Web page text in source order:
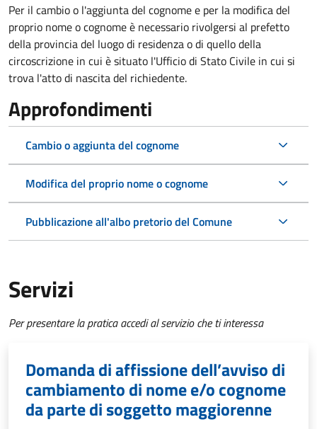
Per il cambio o l'aggiunta del cognome e per la modifica del
proprio nome o cognome è necessario rivolgersi al prefetto
della provincia del luogo di residenza o di quello della
circoscrizione in cui è situato l'Ufficio di Stato Civile in cui si
trova l'atto di nascita del richiedente.
Approfondimenti
Cambio o aggiunta del cognome
Modifica del proprio nome o cognome
Pubblicazione all'albo pretorio del Comune
Servizi
Per presentare la pratica accedi al servizio che ti interessa
Domanda di affissione dell’avviso di
cambiamento di nome e/o cognome
da parte di soggetto maggiorenne